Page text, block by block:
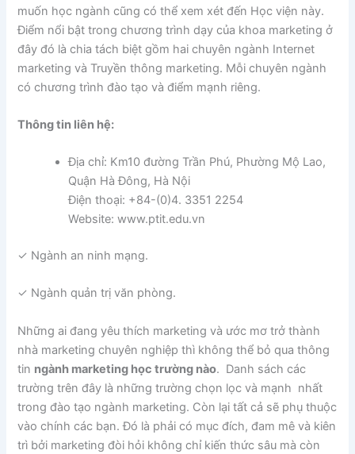
muốn học ngành cũng có thể xem xét đến Học viện này.
Điểm nổi bật trong chương trình dạy của khoa marketing ở
đây đó là chia tách biệt gồm hai chuyên ngành Internet
marketing và Truyền thông marketing. Mỗi chuyên ngành
có chương trình đào tạo và điểm mạnh riêng.
Thông tin liên hệ:
Địa chỉ: Km10 đường Trần Phú, Phường Mộ Lao,
Quận Hà Đông, Hà Nội
Điện thoại: +84-(0)4. 3351 2254
Website: www.ptit.edu.vn
✓ Ngành an ninh mạng.
✓ Ngành quản trị văn phòng.
Những ai đang yêu thích marketing và ước mơ trở thành
nhà marketing chuyên nghiệp thì không thể bỏ qua thông
tin ngành marketing học trường nào. Danh sách các
trường trên đây là những trường chọn lọc và mạnh nhất
trong đào tạo ngành marketing. Còn lại tất cả sẽ phụ thuộc
vào chính các bạn. Đó là phải có mục đích, đam mê và kiên
trì bởi marketing đòi hỏi không chỉ kiến thức sâu mà còn